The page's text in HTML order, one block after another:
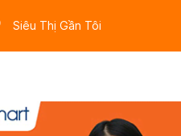
Siêu Thị Gần Tôi